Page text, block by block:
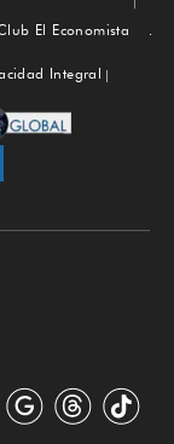
Subir
El Economista
Integral